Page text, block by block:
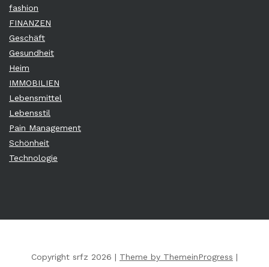
fashion
FINANZEN
Geschäft
Gesundheit
Heim
IMMOBILIEN
Lebensmittel
Lebensstil
Pain Management
Schönheit
Technologie
Copyright srfz 2026 | Theme by ThemeinProgress |